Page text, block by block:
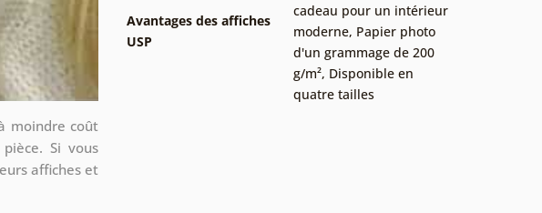
moindre coût
Si vous
affiches et
Avantages des affiches
USP
cadeau pour un intérieur
moderne, Papier photo
d'un grammage de 200
g/m², Disponible en
quatre tailles